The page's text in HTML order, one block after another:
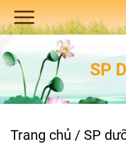
SP
Trang chủ / SP